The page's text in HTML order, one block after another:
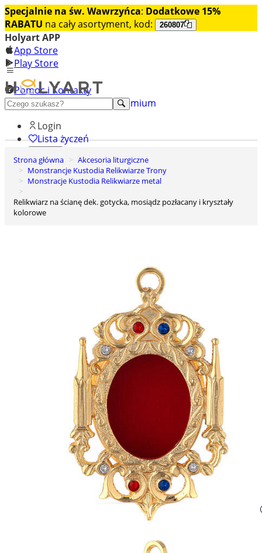
Specjalnie na św. Wawrzyńca: Dodatkowe 15%
RABATU na cały asortyment, kod: 260807
Holyart APP
App Store
Play Store
Pomoc i Kontakty
+48 222 922 860
Odkryj premium
Login
Lista życzeń
0
Koszyk
Strona główna
Akcesoria liturgiczne
Monstrancje Kustodia Relikwiarze Trony
Monstracje Kustodia Relikwiarze metal
Relikwiarz na ścianę dek. gotycka, mosiądz pozłacany i kryształy
kolorowe